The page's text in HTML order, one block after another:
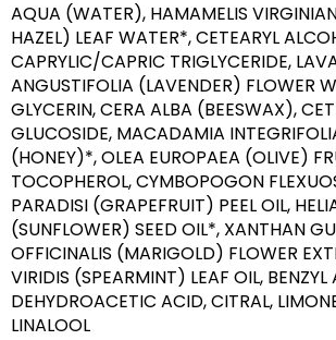
AQUA (WATER), HAMAMELIS
HAZEL) LEAF WATER*, CETEARYL
CAPRYLIC/CAPRIC TRIGLYCERIDE,
ANGUSTIFOLIA (LAVENDER) FLOWER
GLYCERIN, CERA ALBA (BEESWAX),
GLUCOSIDE, MACADAMIA
(HONEY)*, OLEA EUROPAEA (OLIVE)
TOCOPHEROL, CYMBOPOGON
PARADISI (GRAPEFRUIT) PEEL OIL,
(SUNFLOWER) SEED OIL*, XANTHAN
OFFICINALIS (MARIGOLD) FLOWER
VIRIDIS (SPEARMINT) LEAF OIL, BENZYL
DEHYDROACETIC ACID, CITRAL,
LINALOOL